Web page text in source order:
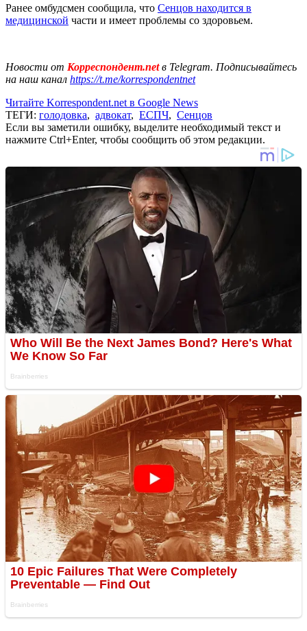
Ранее омбудсмен сообщила, что Сенцов находится в
медицинской части и имеет проблемы со здоровьем.
Новости от Корреспондент.netв Telegram. Подписывайтесь
на наш канал https://t.me/korrespondentnet
Читайте Korrespondent.net в Google News
ТЕГИ: голодовка, адвокат, ЕСПЧ, Сенцов
Если вы заметили ошибку, выделите необходимый текст и
нажмите Ctrl+Enter, чтобы сообщить об этом редакции.